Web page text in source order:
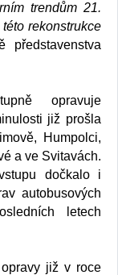
trendům 21.
rekonstrukce
představenstva
opravuje
již prošla
Humpolci,
a ve Svitavách.
dočkalo i
autobusových
letech
již v roce